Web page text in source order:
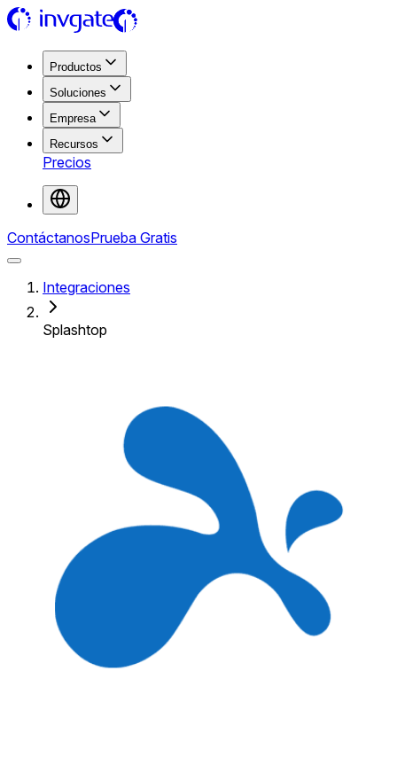
Productos
Soluciones
Empresa
Recursos
Precios
ContáctanosPrueba Gratis
Integraciones
Splashtop